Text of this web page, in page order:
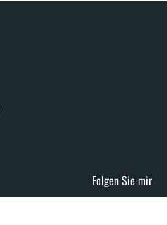
Folgen Sie mir